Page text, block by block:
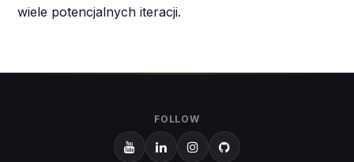
wiele potencjalnych iteracji.
FOLLOW